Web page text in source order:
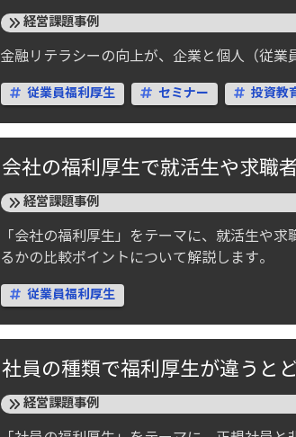
経営課題事例
金融リテラシーの向上が、企業と個人（従業
従業員福利厚生 セミナー 投資教
会社の福利厚生で就活生や求職
経営課題事例
「会社の福利厚生」をテーマに、就活生や
るかの比較ポイントについて解説します。
従業員福利厚生
社員の種類で福利厚生が違うと
経営課題事例